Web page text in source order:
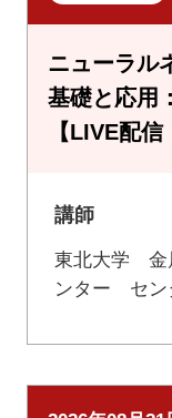
ニューラル
基礎と応用
【LIVE配信
講師
東北大学
ンター セ